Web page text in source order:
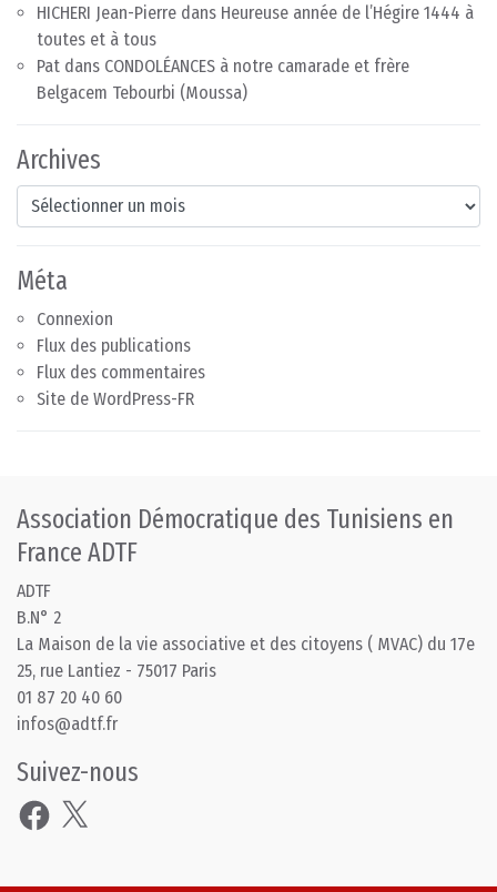
HICHERI Jean-Pierre dans Heureuse année de l’Hégire 1444 à
toutes et à tous
Pat dans CONDOLÉANCES à notre camarade et frère
Belgacem Tebourbi (Moussa)
Archives
Archives
Méta
Connexion
Flux des publications
Flux des commentaires
Site de WordPress-FR
Association Démocratique des Tunisiens en
France ADTF
ADTF
B.N° 2
La Maison de la vie associative et des citoyens ( MVAC) du 17e
25, rue Lantiez - 75017 Paris
01 87 20 40 60
infos@adtf.fr
Suivez-nous
Facebook
X